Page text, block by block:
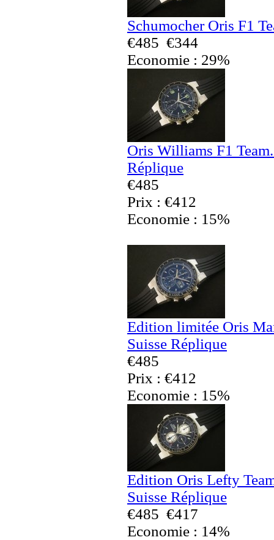
Schumocher Oris F1
€485 €344
Economie : 29%
Oris Williams F1
Réplique
€485
Prix : €412
Economie : 15%
Edition limitée Oris
Suisse Réplique
€485
Prix : €412
Economie : 15%
Edition Oris Lefty
Suisse Réplique
€485 €417
Economie : 14%